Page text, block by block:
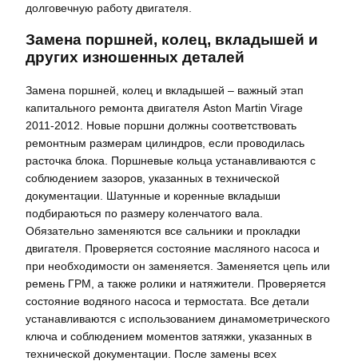
долговечную работу двигателя.
Замена поршней, колец, вкладышей и
других изношенных деталей
Замена поршней, колец и вкладышей – важный этап
капитального ремонта двигателя Aston Martin Virage
2011-2012. Новые поршни должны соответствовать
ремонтным размерам цилиндров, если проводилась
расточка блока. Поршневые кольца устанавливаются с
соблюдением зазоров, указанных в технической
документации. Шатунные и коренные вкладыши
подбираються по размеру коленчатого вала.
Обязательно заменяются все сальники и прокладки
двигателя. Проверяется состояние масляного насоса и
при необходимости он заменяется. Заменяется цепь или
ремень ГРМ, а также ролики и натяжители. Проверяется
состояние водяного насоса и термостата. Все детали
устанавливаются с использованием динамометрического
ключа и соблюдением моментов затяжки, указанных в
технической документации. После замены всех